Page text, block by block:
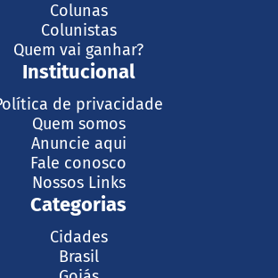
Colunas
Colunistas
Quem vai ganhar?
Institucional
de privacidade
Quem somos
Anuncie aqui
Fale conosco
Nossos Links
Categorias
Cidades
Brasil